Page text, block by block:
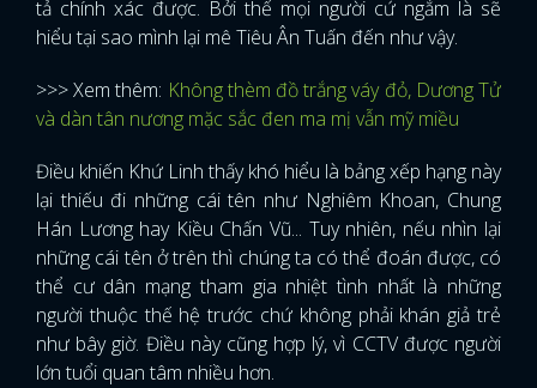
tả chính xác được. Bởi thế mọi người cứ ngắm là sẽ
hiểu tại sao mình lại mê Tiêu Ân Tuấn đến như vậy.
>>> Xem thêm: Không thèm đồ trắng váy đỏ, Dương Tử
và dàn tân nương mặc sắc đen ma mị vẫn mỹ miều
Điều khiến Khứ Linh thấy khó hiểu là bảng xếp hạng này
lại thiếu đi những cái tên như Nghiêm Khoan, Chung
Hán Lương hay Kiều Chấn Vũ... Tuy nhiên, nếu nhìn lại
những cái tên ở trên thì chúng ta có thể đoán được, có
thể cư dân mạng tham gia nhiệt tình nhất là những
người thuộc thế hệ trước chứ không phải khán giả trẻ
như bây giờ. Điều này cũng hợp lý, vì CCTV được người
lớn tuổi quan tâm nhiều hơn.